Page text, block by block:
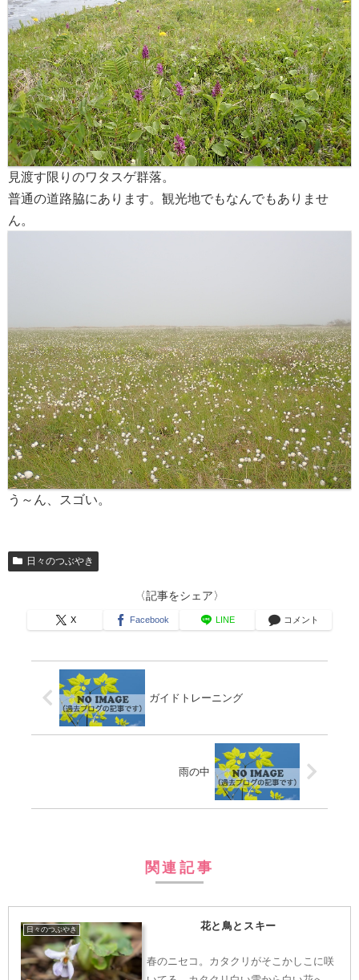
見渡す限りのワタスゲ群落。
普通の道路脇にあります。観光地でもなんでもありませ
ん。
う～ん、スゴい。
日々のつぶやき
〈記事をシェア〉
X Facebook LINE コメント
ガイドトレーニング
雨の中
関連記事
日々のつぶやき 花と鳥とスキー
春のニセコ。カタクリがそこかしこに咲